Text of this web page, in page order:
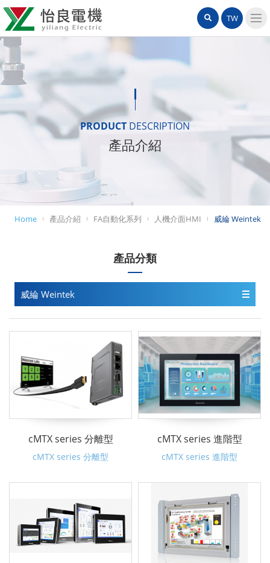
怡
良
電
機
有
司
網
TW
站
內
PRODUCT DESCRIPTION
產品介紹
Home 產品介紹 FA自動化系列 人機介面HMI 威綸 Weintek
產品分類
威綸 Weintek
cMTX series 分離型
cMTX series 分離型
cMTX series 進階型
cMTX series 進階型